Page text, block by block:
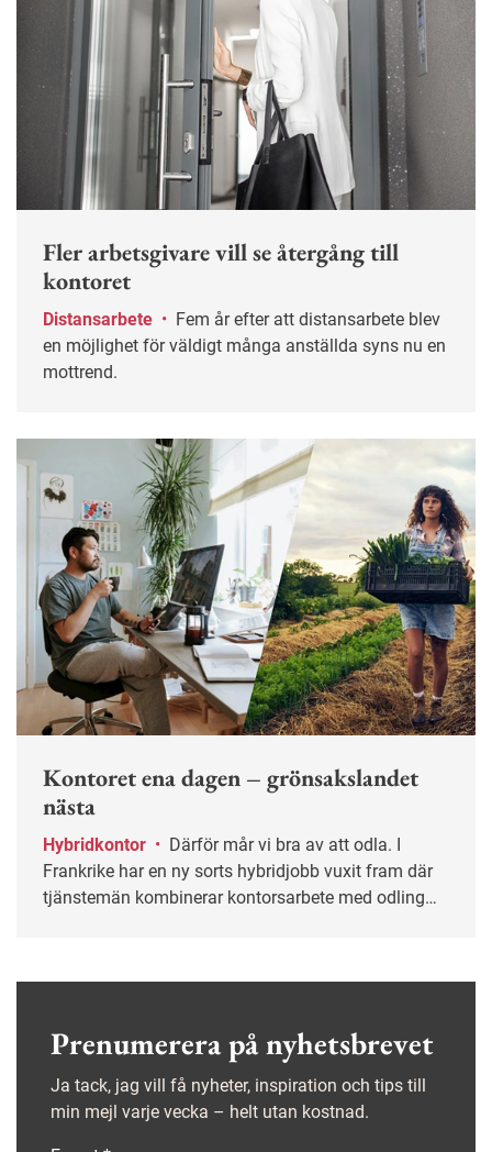
Fler arbetsgivare vill se återgång till
kontoret
Distansarbete •
en möjlighet för väldigt många anställda syns nu en
mottrend.
Kontoret ena dagen – grönsakslandet
nästa
Hybridkontor •
Frankrike har en ny sorts hybridjobb vuxit fram där
tjänstemän kombinerar kontorsarbete med odling
Prenumerera på nyhetsbrevet
Ja tack, jag vill få nyheter, inspiration och tips till
min mejl varje vecka – helt utan kostnad.